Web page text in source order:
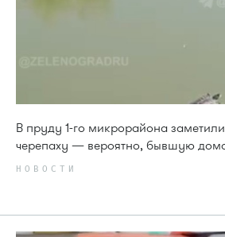
В пруду 1-го микрорайона
черепаху — вероятно, бывшую
НОВОСТИ